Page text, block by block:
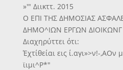
»'" Διικττ. 2015
Ο ΕΠΙ ΤΗΣ ΔΗΜΟΣΙΑΣ
ΔΗΜΟ^ΙΩΝ ΕΡΓΩΝ ΔΙΟΙΚΩΝΓ
Διαχηρύττει ότι:
Έχτίθείαι εις ί.αγι»>ν!-,ΑΟν
ϊιμι^Ρ*"